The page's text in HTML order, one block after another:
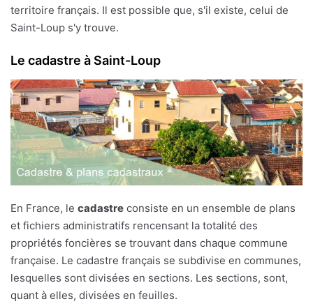
territoire français. Il est possible que, s'il existe, celui de
Saint-Loup s'y trouve.
Le cadastre à Saint-Loup
En France, le cadastre consiste en un ensemble de plans
et fichiers administratifs rencensant la totalité des
propriétés foncières se trouvant dans chaque commune
française. Le cadastre français se subdivise en communes,
lesquelles sont divisées en sections. Les sections, sont,
quant à elles, divisées en feuilles.